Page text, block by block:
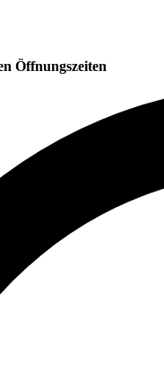
Öffnungszeiten